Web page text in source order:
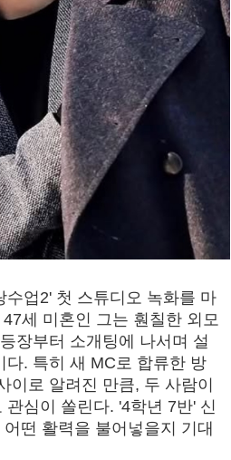
수업2' 첫 스튜디오 녹화를 마
세 미혼인 그는 훤칠한 외모
장부터 소개팅에 나서며 설
다. 특히 새 MC로 합류한 방
이로 알려진 만큼, 두 사람이
관심이 쏠린다. '4학년 7반' 신
떤 활력을 불어넣을지 기대